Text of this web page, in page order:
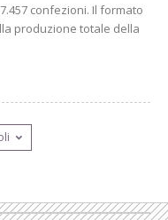
confezioni. Il formato
produzione totale della